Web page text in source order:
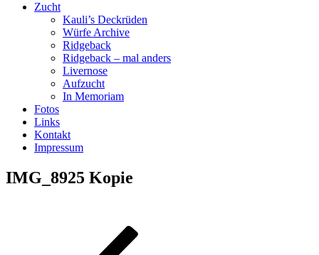
Zucht
Kauli’s Deckrüden
Würfe Archive
Ridgeback
Ridgeback – mal anders
Livernose
Aufzucht
In Memoriam
Fotos
Links
Kontakt
Impressum
IMG_8925 Kopie
Beitragsnavigation